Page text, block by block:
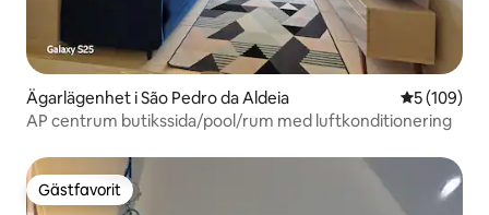
Ägarlägenhet i São Pedro da Aldeia 5 av 5 i
5 (109)
AP centrum butikssida/pool/rum med luftkonditionering
Gästfavorit
Gästfavorit